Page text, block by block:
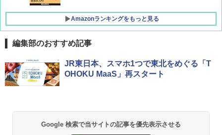
Amazonランキングをもっと見る
[キャンパーズコレクション 山善] ポップアッ
プテント 傘みたいに広げて畳める パッとサ
ッとサンシェード キューブ フルクローズ メ
￥6,831
BUNDOK(バンドック)ソロ ドーム 1 EX BDK
-08EX カーキ ソロキャンプ ポリエステル フ
レーム テント
GRANDOOR ステンレス保冷剤 2個セット 2
編集部のおすすめ記事
JR東日本、スマホ1つで東北をめぐる「T
OHOKU MaaS」再スタート
Google 検索で当サイトの記事を優先表示させる